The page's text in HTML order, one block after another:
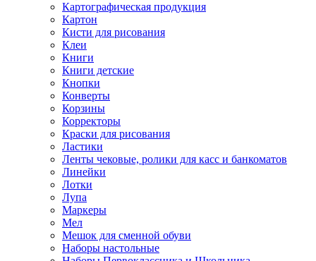
Картографическая продукция
Картон
Кисти для рисования
Клеи
Книги
Книги детские
Кнопки
Конверты
Корзины
Корректоры
Краски для рисования
Ластики
Ленты чековые, ролики для касс и банкоматов
Линейки
Лотки
Лупа
Маркеры
Мел
Мешок для сменной обуви
Наборы настольные